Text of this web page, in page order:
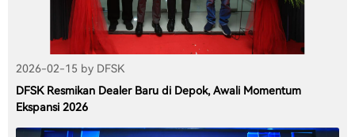
2026-02-15 by DFSK
DFSK Resmikan Dealer Baru di Depok, Awali Momentum
Ekspansi 2026